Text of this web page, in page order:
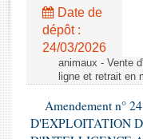
Rapports législatifs
Rapports sur
Baromètre de
Dossiers législatifs
Budget et sécurité
Date de
dépôt :
24/03/2026
animaux - Vente
ligne et retrait en
Amendement n°
D'EXPLOITATION